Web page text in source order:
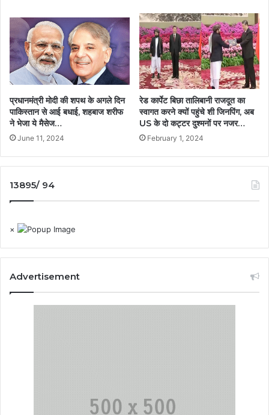
प्रधानमंत्री मोदी की शपथ के अगले दिन
पाकिस्तान से आई बधाई, शहबाज शरीफ
ने भेजा ये मैसेज…
June 11, 2024
रेड कार्पेट बिछा तालिबानी राजदूत का
स्वागत करने क्यों पहुंचे शी जिनपिंग, अब
US के दो कट्टर दुश्मनों पर नजर…
February 1, 2024
13895/ 94
×
Advertisement